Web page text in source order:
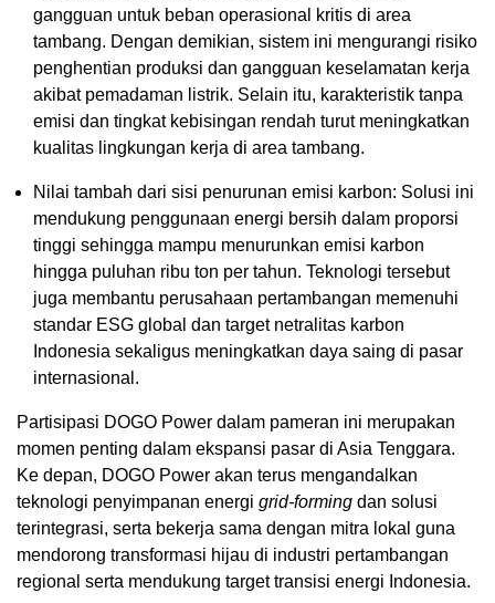
gangguan untuk beban operasional kritis di area
tambang. Dengan demikian, sistem ini mengurangi risiko
penghentian produksi dan gangguan keselamatan kerja
akibat pemadaman listrik. Selain itu, karakteristik tanpa
emisi dan tingkat kebisingan rendah turut meningkatkan
kualitas lingkungan kerja di area tambang.
Nilai tambah dari sisi penurunan emisi karbon: Solusi ini
mendukung penggunaan energi bersih dalam proporsi
tinggi sehingga mampu menurunkan emisi karbon
hingga puluhan ribu ton per tahun. Teknologi tersebut
juga membantu perusahaan pertambangan memenuhi
standar ESG global dan target netralitas karbon
Indonesia sekaligus meningkatkan daya saing di pasar
internasional.
Partisipasi DOGO Power dalam pameran ini merupakan
momen penting dalam ekspansi pasar di Asia Tenggara.
Ke depan, DOGO Power akan terus mengandalkan
teknologi penyimpanan energi grid-forming dan solusi
terintegrasi, serta bekerja sama dengan mitra lokal guna
mendorong transformasi hijau di industri pertambangan
regional serta mendukung target transisi energi Indonesia.